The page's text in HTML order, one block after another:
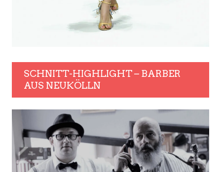
SCHNITT-HIGHLIGHT – BARBER
AUS NEUKÖLLN